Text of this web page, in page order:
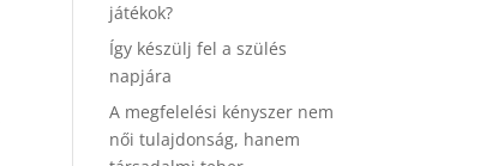
játékok?
Így készülj fel a szülés
napjára
A megfelelési kényszer nem
női tulajdonság, hanem